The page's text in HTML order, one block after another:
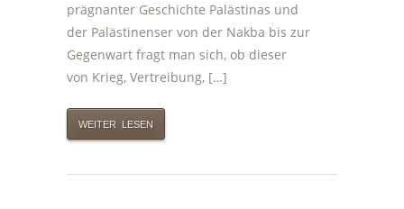
prägnanter Geschichte Palästinas und
der Palästinenser von der Nakba bis zur
Gegenwart fragt man sich, ob dieser
von Krieg, Vertreibung, […]
WEITER LESEN